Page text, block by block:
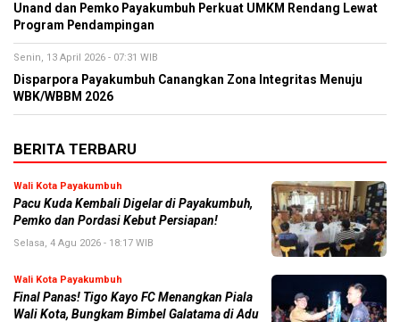
Unand dan Pemko Payakumbuh Perkuat UMKM Rendang Lewat
Program Pendampingan
Senin, 13 April 2026 - 07:31 WIB
Disparpora Payakumbuh Canangkan Zona Integritas Menuju
WBK/WBBM 2026
BERITA TERBARU
Wali Kota Payakumbuh
Pacu Kuda Kembali Digelar di Payakumbuh,
Pemko dan Pordasi Kebut Persiapan!
Selasa, 4 Agu 2026 - 18:17 WIB
Wali Kota Payakumbuh
Final Panas! Tigo Kayo FC Menangkan Piala
Wali Kota, Bungkam Bimbel Galatama di Adu